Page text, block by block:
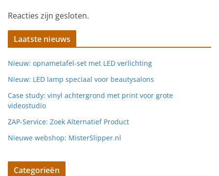
Reacties zijn gesloten.
Laatste nieuws
Nieuw: opnametafel-set met LED verlichting
Nieuw: LED lamp speciaal voor beautysalons
Case study: vinyl achtergrond met print voor grote
videostudio
ZAP-Service: Zoek Alternatief Product
Nieuwe webshop: MisterSlipper.nl
Categorieën